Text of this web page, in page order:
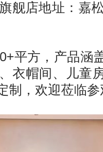
店地址：嘉松
方，产品涵
衣帽间、儿童
制，欢迎莅临